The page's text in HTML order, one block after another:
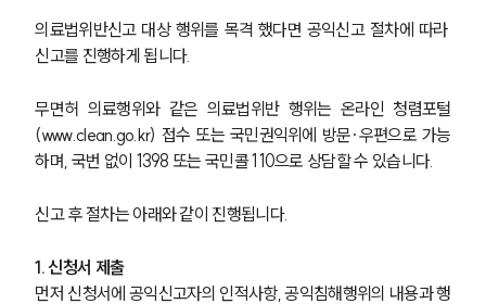
의료법위반신고 대상 행위를 목격 했다면 공익신고 절차에 따라
신고를 진행하게 됩니다.
무면허 의료행위와 같은 의료법위반 행위는 온라인 청렴포털
(www.clean.go.kr) 접수 또는 국민권익위에 방문·우편으로 가능
하며, 국번 없이 1398 또는 국민콜 110으로 상담할 수 있습니다.
신고 후 절차는 아래와 같이 진행됩니다.
1. 신청서 제출
먼저 신청서에 공익신고자의 인적사항, 공익침해행위의 내용과 행